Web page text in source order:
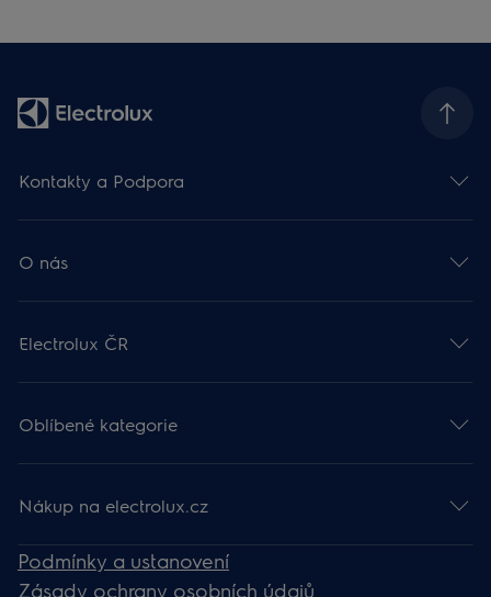
Kontakty a Podpora
O nás
Electrolux ČR
Oblíbené kategorie
Nákup na electrolux.cz
Podmínky a ustanovení
Zásady ochrany osobních údajů